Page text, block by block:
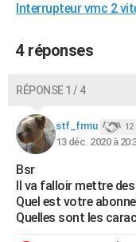
Interrupteur vmc 2
4 réponses
RÉPONSE 1 / 4
stf_frmu 12
13 déc. 2020 à
Bsr
Il va falloir mettre
Quel est votre
Quelles sont les